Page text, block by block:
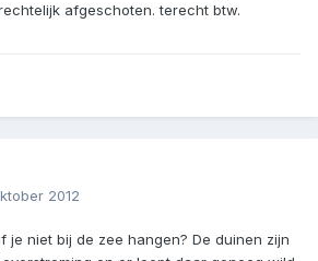
afgeschoten. terecht btw.
2012
je niet bij de zee hangen? De duinen zijn